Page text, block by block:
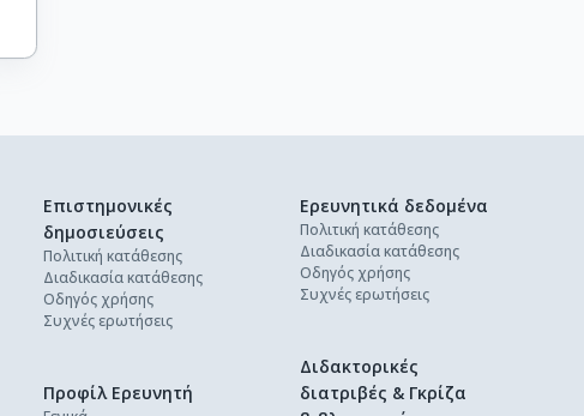
Επιστημονικές
δημοσιεύσεις
Πολιτική κατάθεσης
Διαδικασία κατάθεσης
Οδηγός χρήσης
Συχνές ερωτήσεις
Ερευνητικά δεδομένα
Πολιτική κατάθεσης
Διαδικασία κατάθεσης
Οδηγός χρήσης
Συχνές ερωτήσεις
Διδακτορικές
διατριβές & Γκρίζα
Προφίλ Ερευνητή